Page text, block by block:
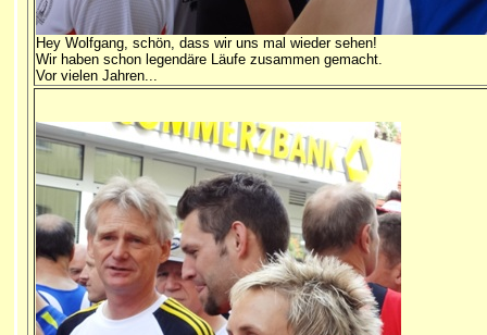
Hey Wolfgang, schön, dass wir uns mal wieder sehen!
Wir haben schon legendäre Läufe zusammen gemacht.
Vor vielen Jahren...